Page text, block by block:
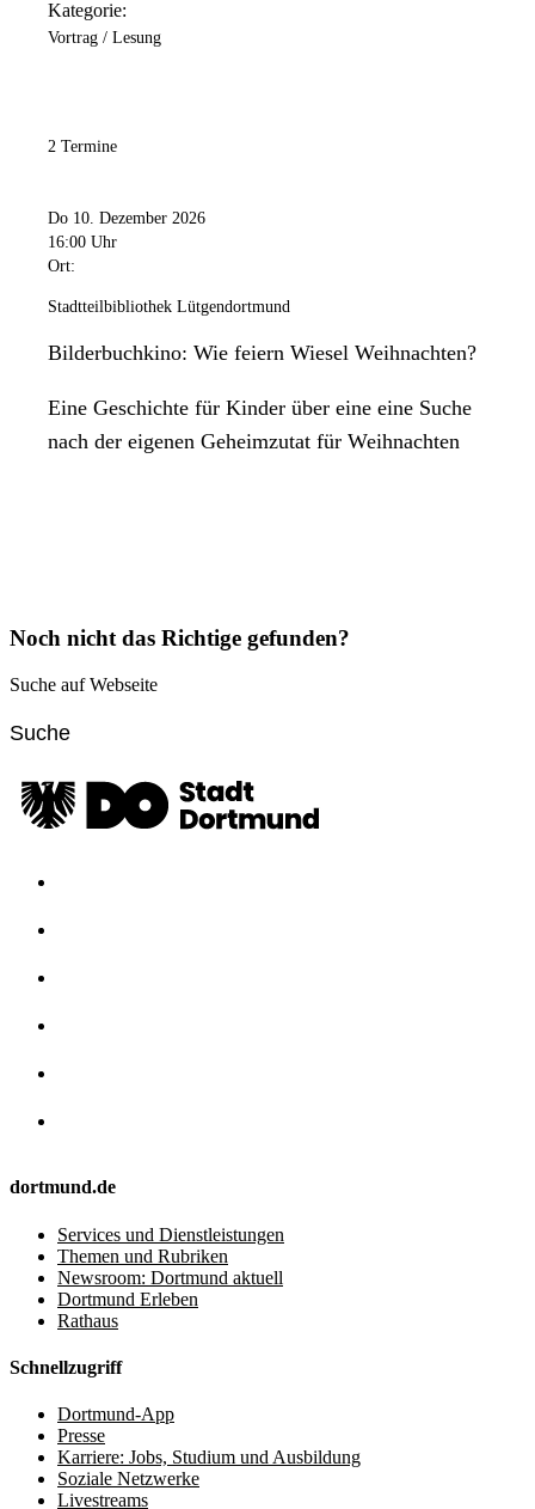
Kategorie:
Vortrag / Lesung
2 Termine
Do 10. Dezember 2026
16:00 Uhr
Ort:
Stadtteilbibliothek Lütgendortmund
Bilderbuchkino: Wie feiern Wiesel Weihnachten?
Eine Geschichte für Kinder über eine eine Suche
nach der eigenen Geheimzutat für Weihnachten
Noch nicht das Richtige gefunden?
Suche auf Webseite
dortmund.de
Services und Dienstleistungen
Themen und Rubriken
Newsroom: Dortmund aktuell
Dortmund Erleben
Rathaus
Schnellzugriff
Dortmund-App
Presse
Karriere: Jobs, Studium und Ausbildung
Soziale Netzwerke
Livestreams